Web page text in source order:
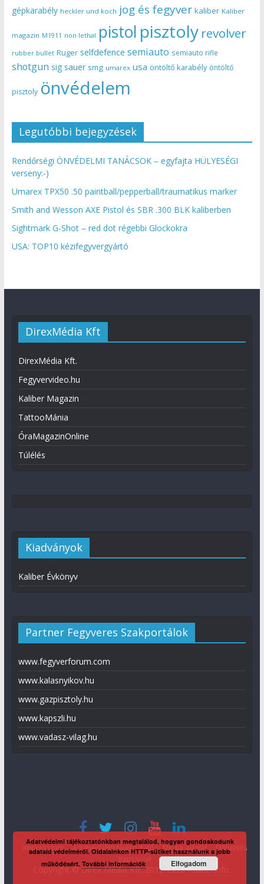
gépkarabély heckler und koch jog és fegyver kaliber Kaliber
magazin M1911 non lethal pistol pisztoly revolver
rubber bullet Ruger selfdefence semiauto semiauto rifle
shotgun sig sauer smg umarex usa öntöltő karabély öntöltő
pisztoly önvédelem
Legutóbbi bejegyzések
Rendőrségi ÖNVÉDELMI TANÁCSOK – egyfajta HÜLYESÉGI
verseny:-)
Umarex TPX50 .50 paintball/pepperball/traumatikus marker
Smith and Wesson AXE Pistol és SBR .300 BLK kaliberben
Sightmark G-Shot – red dot régebbi Glockokra
USA: TOP10 kézifegyvergyártó
DirexMédia Kft
DirexMédia Kft.
Fegyvervideo.hu
Kaliber Magazin
TattooMánia
ÓraMagazinOnline
Túlélés
Kiadványok
Kaliber Évkönyv
Partner Fegyveres Szakportálok
www.fegyverforum.com
www.kalasnyikov.hu
www.gazpisztoly.hu
www.kapszli.hu
www.vadasz-vilag.hu
Impresszum Adatvédelmi tájékoztató Média ajánlat
Előfizetés
Copyright © Direx Média Kft. 2012-2026KaliberInfo
Adatvédelmi tájékoztatónkban megtalálod, hogyan gondoskodunk
adataid védelméről. Oldalainkon HTTP-sütiket használunk a jobb
működésért.További információk Elfogadom